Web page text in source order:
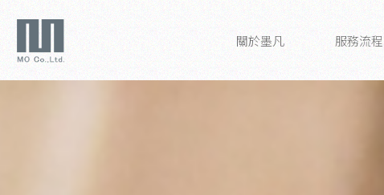
關於墨凡 服務流程